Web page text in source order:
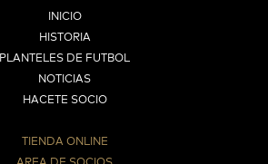
INICIO
HISTORIA
PLANTELES DE FUTBOL
NOTICIAS
HACETE SOCIO
TIENDA ONLINE